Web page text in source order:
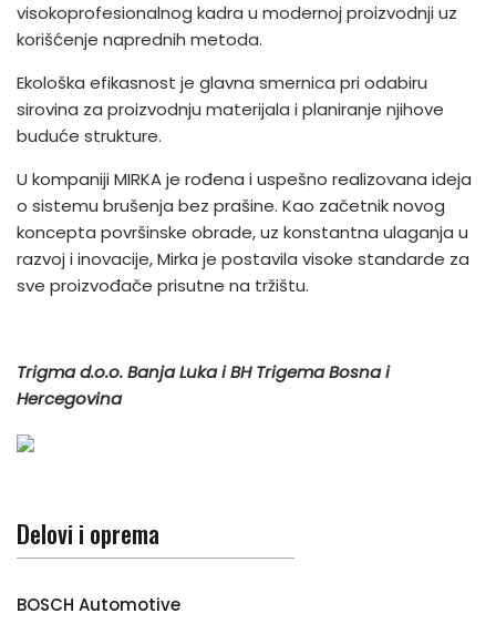
visokoprofesionalnog kadra u modernoj proizvodnji uz
korišćenje naprednih metoda.
Ekološka efikasnost je glavna smernica pri odabiru
sirovina za proizvodnju materijala i planiranje njihove
buduće strukture.
U kompaniji MIRKA je rođena i uspešno realizovana ideja
o sistemu brušenja bez prašine. Kao začetnik novog
koncepta površinske obrade, uz konstantna ulaganja u
razvoj i inovacije, Mirka je postavila visoke standarde za
sve proizvođače prisutne na tržištu.
Trigma d.o.o. Banja Luka i BH Trigema Bosna i
Hercegovina
Delovi i oprema
BOSCH Automotive